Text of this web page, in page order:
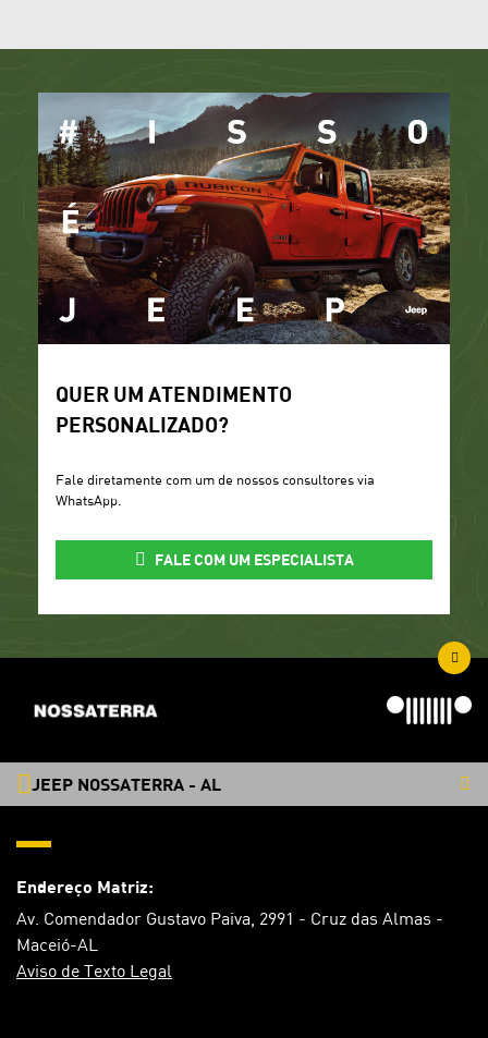
QUER UM ATENDIMENTO
PERSONALIZADO?
Fale diretamente com um de nossos consultores via
WhatsApp.
FALE COM UM ESPECIALISTA
JEEP NOSSATERRA - AL
Endereço Matriz:
Av. Comendador Gustavo Paiva, 2991 - Cruz das Almas -
Maceió-AL
Aviso de Texto Legal